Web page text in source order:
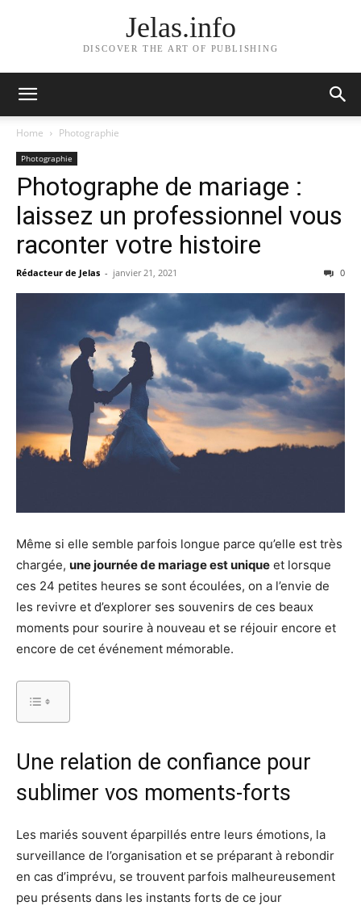
Jelas.info
DISCOVER THE ART OF PUBLISHING
Home Photographie
Photographie
Photographe de mariage :
laissez un professionnel vous
raconter votre histoire
Rédacteur de Jelas - janvier 21, 2021 0
Même si elle semble parfois longue parce qu’elle est très
chargée, une journée de mariage est unique et lorsque
ces 24 petites heures se sont écoulées, on a l’envie de
les revivre et d’explorer ses souvenirs de ces beaux
moments pour sourire à nouveau et se réjouir encore et
encore de cet événement mémorable.
Une relation de confiance pour
sublimer vos moments-forts
Les mariés souvent éparpillés entre leurs émotions, la
surveillance de l’organisation et se préparant à rebondir
en cas d’imprévu, se trouvent parfois malheureusement
peu présents dans les instants forts de ce jour